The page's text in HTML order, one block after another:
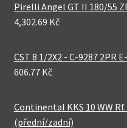
Pirelli Angel GT II 180/55
4,302.69 Kč
CST 8 1/2X2 - C-9287 2PR
606.77 Kč
Continental KKS 10 WW
(přední/zadní)